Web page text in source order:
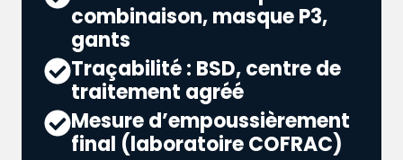
combinaison, masque P3,
gants
Traçabilité : BSD, centre de
traitement agréé
Mesure d’empoussièrement
final (laboratoire COFRAC)